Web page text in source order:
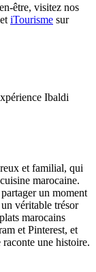
être, visitez nos
et iTourisme sur
Ibaldi
et familial, qui
marocaine.
un moment
véritable trésor
marocains
et Pinterest, et
raconte une histoire.